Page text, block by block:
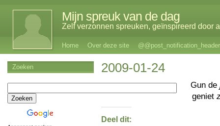
Mijn spreuk van de dag
Zelf verzonnen spreuken, geïnspireerd door
Home Over deze site @@post_notification_header
2009-01-24
Gun de
geniet
Deel dit:
Zoeken